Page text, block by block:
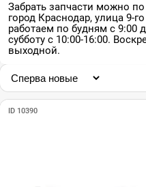
Забрать запчасти можно по
город Краснодар, улица 9-
работаем по будням с 9:00
субботу с 10:00-16:00.
выходной.
ID 10390